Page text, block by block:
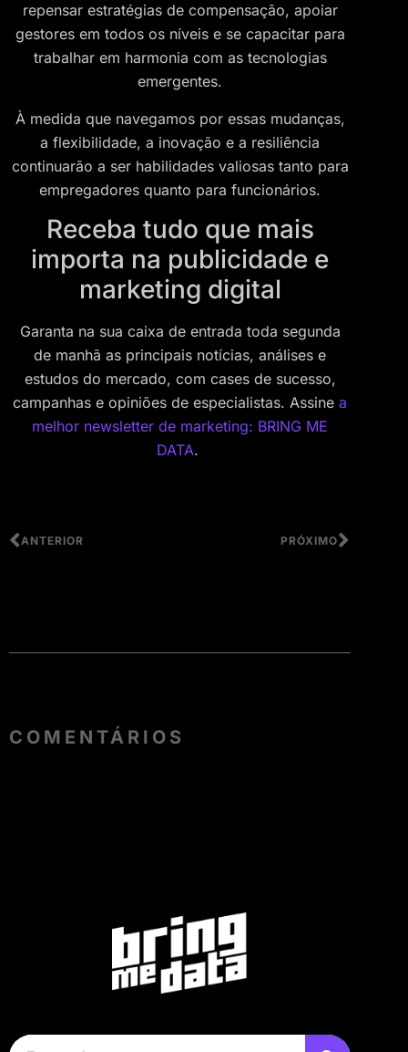
repensar estratégias de compensação, apoiar
gestores em todos os níveis e se capacitar para
trabalhar em harmonia com as tecnologias
emergentes.
À medida que navegamos por essas mudanças,
a flexibilidade, a inovação e a resiliência
continuarão a ser habilidades valiosas tanto para
empregadores quanto para funcionários.
Receba tudo que mais
importa na publicidade e
marketing digital
Garanta na sua caixa de entrada toda segunda
de manhã as principais notícias, análises e
estudos do mercado, com cases de sucesso,
campanhas e opiniões de especialistas. Assine a
melhor newsletter de marketing: BRING ME
DATA.
ANTERIOR PRÓXIMO
COMENTÁRIOS